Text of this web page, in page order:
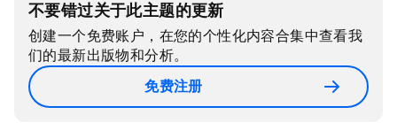
不要错过关于此主题的更新
创建一个免费账户，在您的个性化内容合集中查看我
们的最新出版物和分析。
免费注册